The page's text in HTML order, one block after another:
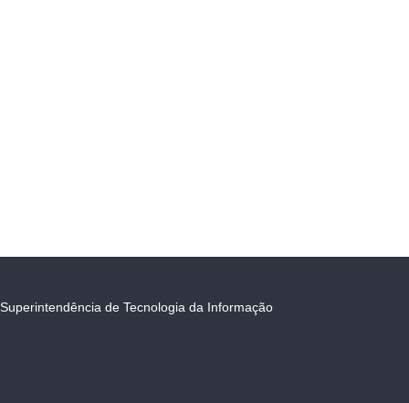
Superintendência de Tecnologia da Informação